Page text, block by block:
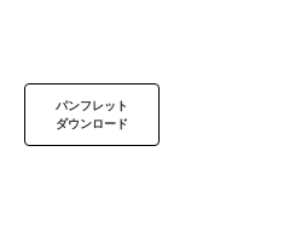
パンフレット
ダウンロード